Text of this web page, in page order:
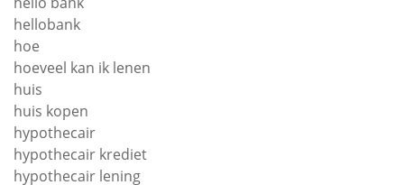
hellobank
hoe
hoeveel kan ik lenen
huis
huis kopen
hypothecair
hypothecair krediet
hypothecair lening